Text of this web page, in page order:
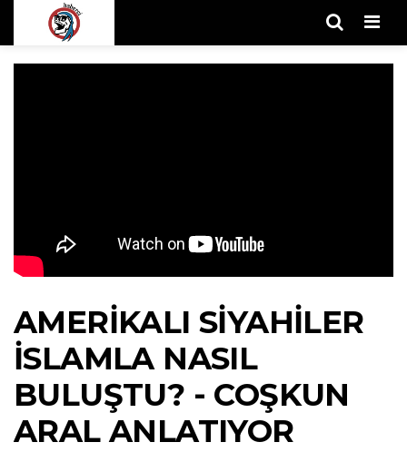
AMERIKALI SIYAHILER
İSLAMLA NASIL
BULUŞTU? - COŞKUN
ARAL ANLATIYOR